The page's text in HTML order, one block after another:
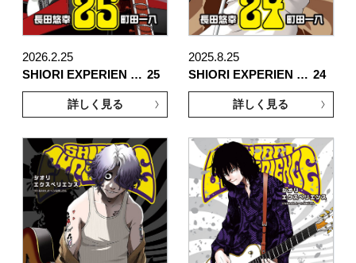
2026.2.25
SHIORI EXPERIEN … 25
詳しく見る
2025.8.25
SHIORI EXPERIEN … 24
詳しく見る